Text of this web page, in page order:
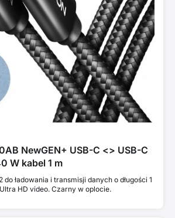
NewGEN+ USB-C <> USB-C
W kabel 1 m
do ładowania i transmisji danych o długości 1
HD video. Czarny w oplocie.